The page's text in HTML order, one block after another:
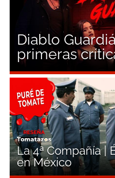
Diablo
primeras
La 4ª Compañía |
en México